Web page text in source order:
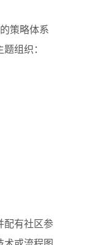
策略体系
组织：
配有社区参